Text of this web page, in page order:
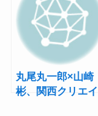
丸尾丸一郎×山崎
彬、関西クリエイ